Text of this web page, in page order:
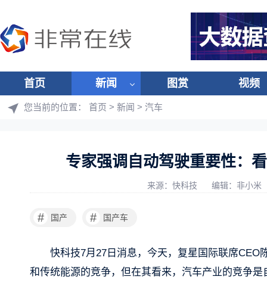
首页 新闻 图赏 视频
您当前的位置： 首页 > 新闻 > 汽车
专家强调自动驾驶重要性：
来源：快科技 编辑：非小米
# 国产 # 国产车
快科技7月27日消息，今天，复星国际联席
和传统能源的竞争，但在其看来，汽车产业的竞争